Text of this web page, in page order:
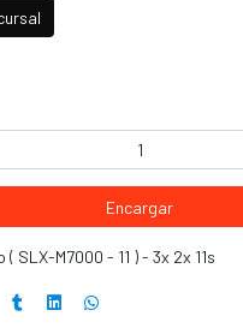
Encargar
SLX-M7000 - 11 ) - 3x 2x 11s